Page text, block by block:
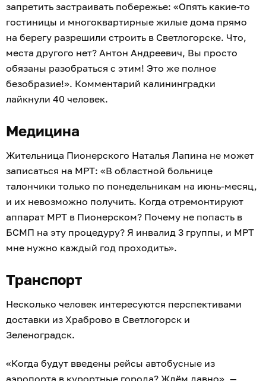
запретить застраивать побережье: «Опять какие-то
гостиницы и многоквартирные жилые дома прямо
на берегу разрешили строить в Светлогорске. Что,
места другого нет? Антон Андреевич, Вы просто
обязаны разобраться с этим! Это же полное
безобразие!». Комментарий калининградки
лайкнули 40 человек.
Медицина
Жительница Пионерского Наталья Лапина не может
записаться на МРТ: «В областной больнице
талончики только по понедельникам на июнь-месяц,
и их невозможно получить. Когда отремонтируют
аппарат МРТ в Пионерском? Почему не попасть в
БСМП на эту процедуру? Я инвалид 3 группы, и МРТ
мне нужно каждый год проходить».
Транспорт
Несколько человек интересуются перспективами
доставки из Храброво в Светлогорск и
Зеленоградск.
«Когда будут введены рейсы автобусные из